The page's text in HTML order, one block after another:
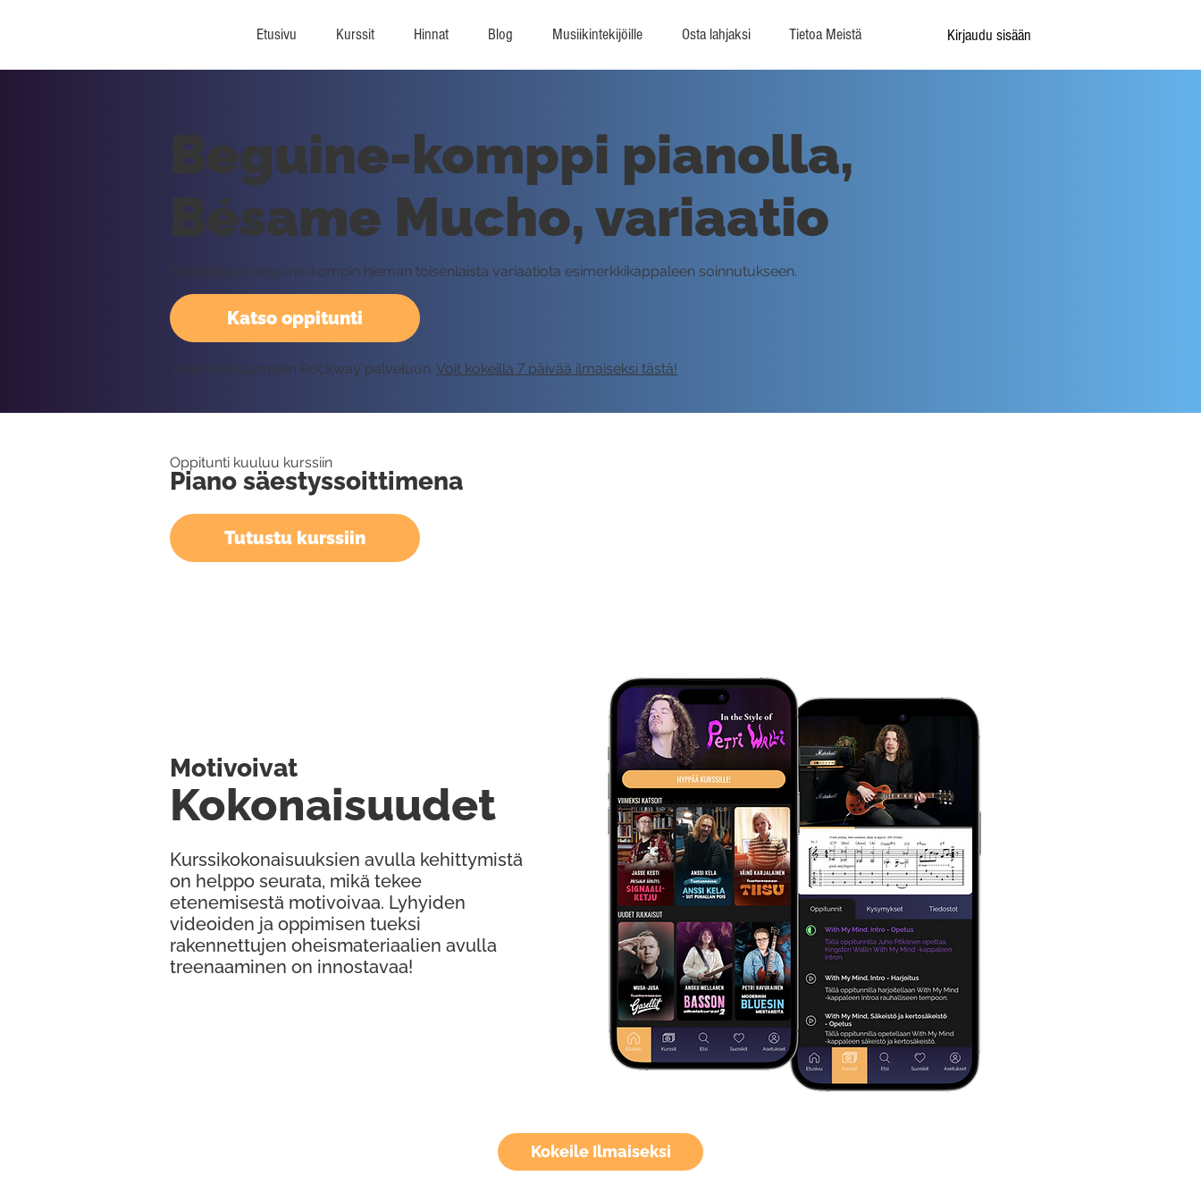
Etusivu Kurssit Hinnat Blog Musiikintekijöille Osta lahjaksi Tietoa Meistä Kirjaudu sisään
Kokeile Ilmaiseksi
Katso oppitunti
Beguine-komppi pianolla,
Bésame Mucho, variaatio
Sovelletaan beguine-kompin hieman toisenlaista variaatiota esimerkkikappaleen soinnutukseen.
Vaatii kirjautumisen Rockway palveluun. Voit kokeilla 7 päivää ilmaiseksi tästä!
Oppitunti kuuluu kurssiin
Piano säestyssoittimena
Tutustu kurssiin
Kurssikokonaisuuksien avulla kehittymistä
on helppo seurata, mikä tekee
etenemisestä motivoivaa. Lyhyiden
videoiden ja oppimisen tueksi
rakennettujen oheismateriaalien avulla
treenaaminen on innostavaa!
Kokonaisuudet
Motivoivat